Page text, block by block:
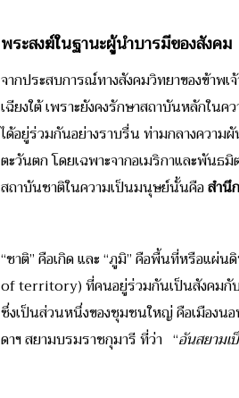
พระสงฆ์ในฐานะผู้นำบารมีของสังคม
จากประสบการณ์ทางสังคมวิทยาของข้าพเ
เฉียงใต้ เพราะยังคงรักษาสถาบันหลักใน
ได้อยู่ร่วมกันอย่างราบรื่น ท่ามกลางความ
ตะวันตก โดยเฉพาะจากอเมริกาและพัน
สถาบันชาติในความเป็นมนุษย์นั้นคือสำนึ
“ชาติ” คือเกิด และ “ภูมิ” คือพื้นที่หรือแผ่
of territory) ที่คนอยู่ร่วมกันเป็นสังคม
ซึ่งเป็นส่วนหนึ่งของชุมชนใหญ่ คือเมืองน
ดาฯ สยามบรมราชกุมารี ที่ว่า “อันสยามเ